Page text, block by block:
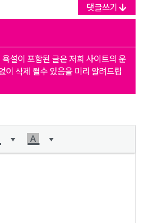
댓글쓰기
설이 포함된 글은 저희 사이트의 운
이 삭제 될수 있음을 미리 알려드립